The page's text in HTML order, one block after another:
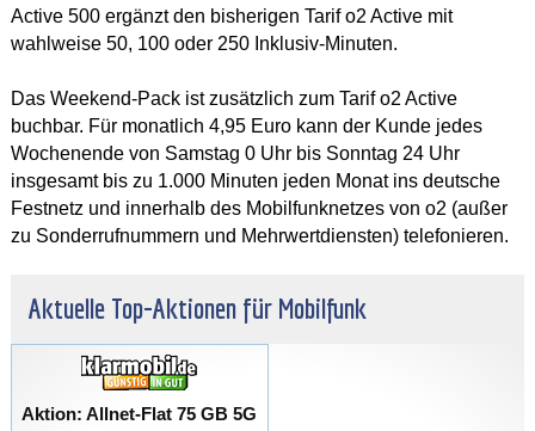
Active 500 ergänzt den bisherigen Tarif o2 Active mit
wahlweise 50, 100 oder 250 Inklusiv-Minuten.
Das Weekend-Pack ist zusätzlich zum Tarif o2 Active
buchbar. Für monatlich 4,95 Euro kann der Kunde jedes
Wochenende von Samstag 0 Uhr bis Sonntag 24 Uhr
insgesamt bis zu 1.000 Minuten jeden Monat ins deutsche
Festnetz und innerhalb des Mobilfunknetzes von o2 (außer
zu Sonderrufnummern und Mehrwertdiensten) telefonieren.
Aktuelle Top-Aktionen für Mobilfunk
Aktion: Allnet-Flat 75 GB 5G